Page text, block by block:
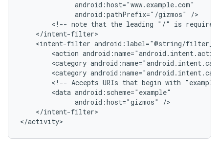
android:pathPrefix="/gizmos"
<!-- note that the leading "/" is required
<intent-filter
<action
<category
<category
<!-- Accepts URIs that begin with
<data
android:host="gizmos"
</intent-filter>